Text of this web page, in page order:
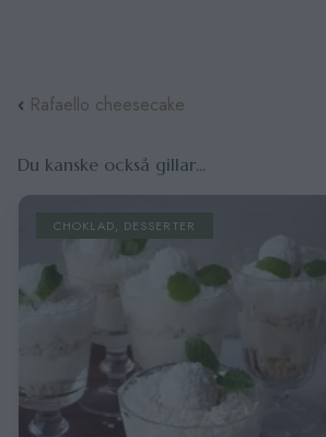
Rafaello cheesecake
Du kanske också gillar...
DESSERTER,GODIS / GLASS